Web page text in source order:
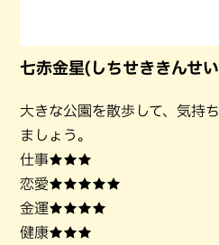
七赤金星(しちせききんせ
大きな公園を散歩して、気持
ましょう。
仕事★★★
恋愛★★★★★
金運★★★★
健康★★★